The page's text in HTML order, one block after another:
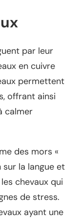
par leur
en cuivre
permettent
offrant ainsi
calmer
des mors «
sur la langue et
chevaux qui
de stress.
ayant une